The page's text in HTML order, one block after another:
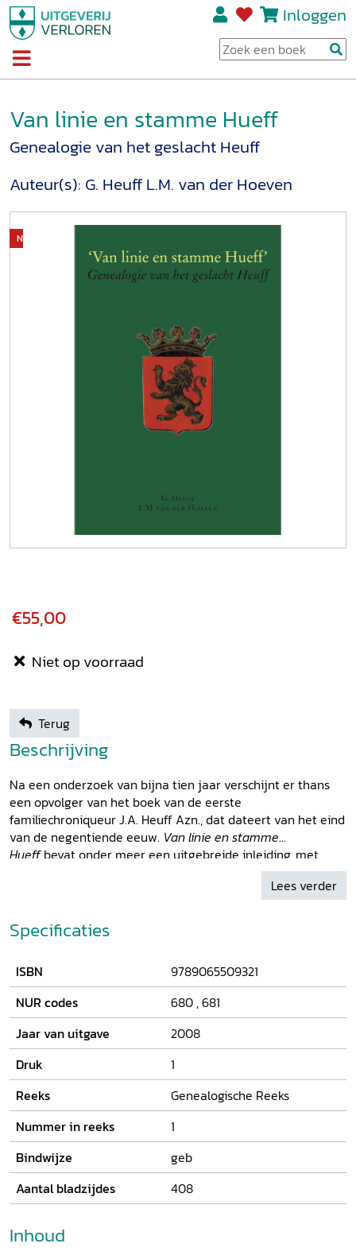
Inloggen
Van linie en stamme Hueff
Genealogie van het geslacht Heuff
Auteur(s): G. HeuffL.M. van der Hoeven
Niet op voorraad
€55,00
Niet op voorraad
Terug
Beschrijving
Na een onderzoek van bijna tien jaar verschijnt er thans
een opvolger van het boek van de eerste
familiechroniqueur J.A. Heuff Azn., dat dateert van het eind
van de negentiende eeuw. Van linie en stamme
Hueffbevat onder meer een uitgebreide inleiding, met
daarin een korte geschiedenis van Avezaath en Zoelen,
een uiteenzetting over de geschiedenis van en een
natuurlijk de genealogie zelf, die het hoofdbestanddeel van
het boek vormt. Van begin tot eind passeren alle leden van
van het geslacht Heuff worden in het boek belicht. Om het
boek zo toegankelijk mogelijk te maken, is het voorzien van
genealogische schema's en van een uitgebreide index op
familienamen. Tevens is een aantal biografische schetsen
opgenomen en wordt aandacht besteed aan huizen waarin
leden van de familie Heuff hebben gewoond. Het boek is
rijkelijk geïllustreerd.
Lees verder
Specificaties
ISBN
9789065509321
NUR codes
680 ,681
Jaar van uitgave
2008
Druk
1
Reeks
Genealogische Reeks
Nummer in reeks
1
Bindwijze
geb
Aantal bladzijdes
408
Inhoud